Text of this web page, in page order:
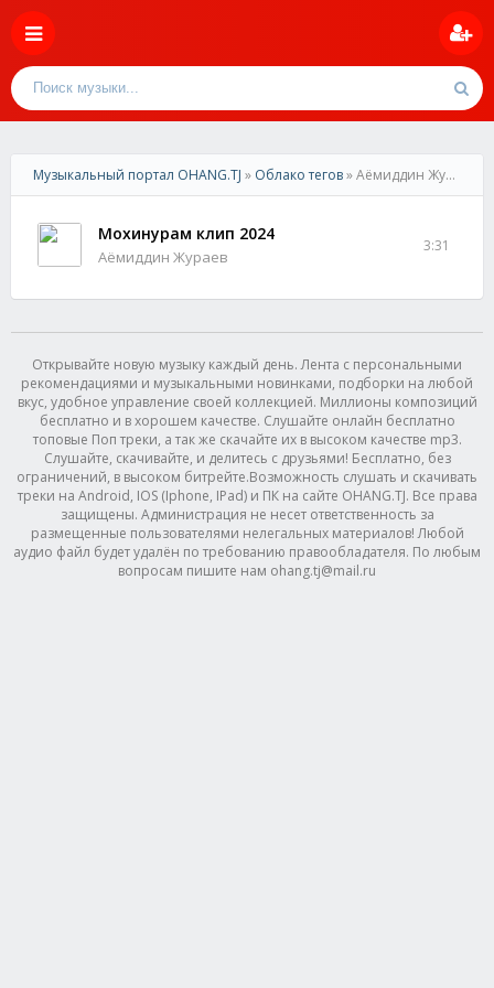
Музыкальный портал OHANG.TJ » Облако тегов» Аёмиддин Жураев-
Мохинурам клип 2024
Аёмиддин Жураев
3:31
Открывайте новую музыку каждый день. Лента с персональными
рекомендациями и музыкальными новинками, подборки на любой
вкус, удобное управление своей коллекцией. Миллионы композиций
бесплатно и в хорошем качестве. Слушайте онлайн бесплатно
топовые Поп треки, а так же скачайте их в высоком качестве mp3.
Слушайте, скачивайте, и делитесь с друзьями! Бесплатно, без
ограничений, в высоком битрейте.Возможность слушать и скачивать
треки на Android, IOS (Iphone, IPad) и ПК на сайте OHANG.TJ. Все права
защищены. Администрация не несет ответственность за
размещенные пользователями нелегальных материалов! Любой
аудио файл будет удалён по требованию правообладателя. По любым
вопросам пишите нам ohang.tj@mail.ru